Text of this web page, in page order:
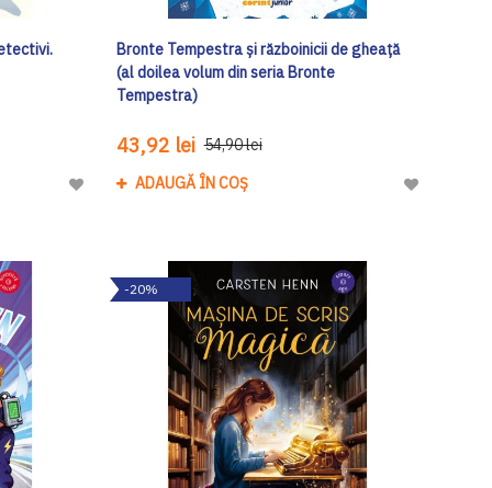
Adaugă
Dorinte
Bronte Tempestra și războinicii de gheață
(al doilea volum din seria Bronte
Tempestra)
43,92 lei 54,90 lei
ADAUGĂ ÎN COȘ
Adaugă
-20%